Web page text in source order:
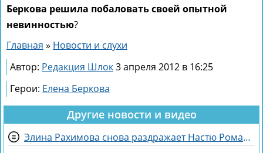
Беркова решила побаловать своей опытной
невинностью?
Главная » Новости и слухи
Автор: Редакция Шлок3 апреля 2012 в 16:25
Герои: Елена Беркова
Другие новости и видео
Элина Рахимова снова раздражает Настю Ромашову, флиртуя с её мужем Евгением